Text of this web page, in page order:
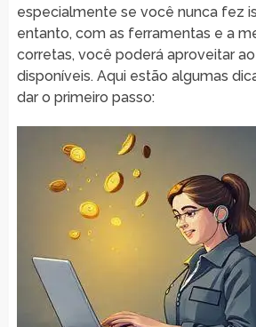
especialmente se você nunca fez
entanto, com as ferramentas e a
corretas, você poderá aproveitar
disponíveis. Aqui estão algumas
dar o primeiro passo: